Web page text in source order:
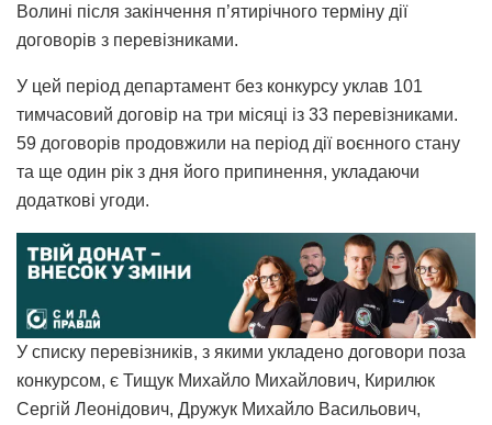
Волині після закінчення п’ятирічного терміну дії
договорів з перевізниками.
У цей період департамент без конкурсу уклав 101
тимчасовий договір на три місяці із 33 перевізниками.
59 договорів продовжили на період дії воєнного стану
та ще один рік з дня його припинення, укладаючи
додаткові угоди.
У списку перевізників, з якими укладено договори поза
конкурсом, є Тищук Михайло Михайлович, Кирилюк
Сергій Леонідович, Дружук Михайло Васильович,